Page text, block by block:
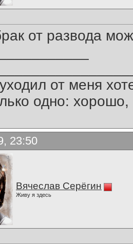
от развода
от меня
одно:
23:50
Вячеслав Серёгин
Живу я здесь